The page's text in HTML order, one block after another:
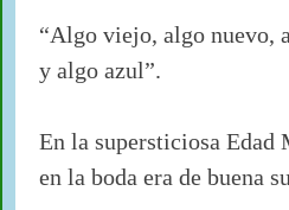
“Algo viejo, algo nuevo,
y algo azul”.
En la supersticiosa Edad
en la boda era de buena